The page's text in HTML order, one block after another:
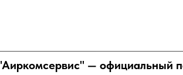
— официальный